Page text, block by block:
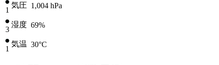
1
気圧 1,004 hPa
3
湿度 69%
1
気温 30°C